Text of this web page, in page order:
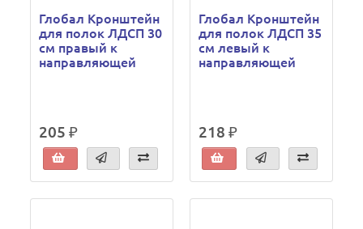
Глобал Кронштейн
для полок ЛДСП 30
см правый к
направляющей
205 ₽
Глобал Кронштейн
для полок ЛДСП 35
см левый к
направляющей
218 ₽